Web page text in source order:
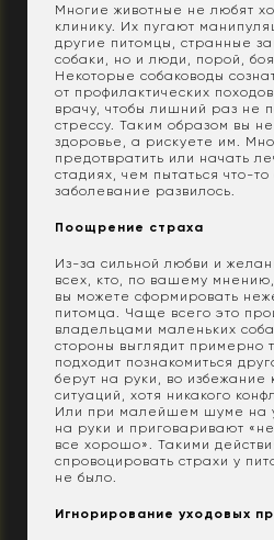
Многие животные не любят
клинику. Их пугают
другие питомцы, странные
собаки, но и люди, порой,
Некоторые собаководы
от профилактических
врачу, чтобы лишний раз не
стрессу. Таким образом вы не
здоровье, а рискуете им.
предотвратить или начать
стадиях, чем пытаться что-то
заболевание развилось.
Поощрение страха
Из-за сильной любви и
всех, кто, по вашему
вы можете сформировать
питомца. Чаще всего это
владельцами маленьких
стороны выглядит примерно
подходит познакомиться
берут на руки, во избежание
ситуаций, хотя никакого
Или при малейшем шуме на
на руки и приговаривают
все хорошо». Такими
спровоцировать страхи у
не было.
Игнорирование уходовых